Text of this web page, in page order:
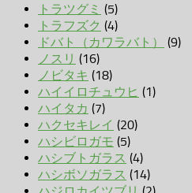
トラツグミ (5)
トラフズク (4)
ドバト（カワラバト）
(9)
ノスリ (16)
ノビタキ (18)
ハイイロチュウヒ (1)
ハイタカ (7)
ハクセキレイ (20)
ハシビロガモ (5)
ハシブトガラス (4)
ハシボソガラス (14)